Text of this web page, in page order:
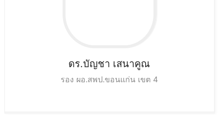
ดร.บัญชา เสนาคูณ
รอง ผอ.สพป.ขอนแก่น เขต 4